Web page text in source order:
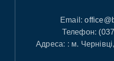
Email:
Телефон:
Адреса: : м.